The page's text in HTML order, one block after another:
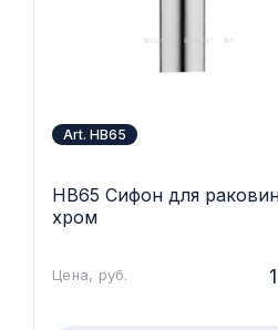
Art. HB65
HB65 Сифон для раковины,
хром
Цена, руб.